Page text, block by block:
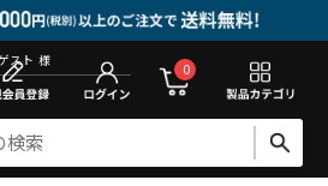
ゲスト 新規会員登録
0